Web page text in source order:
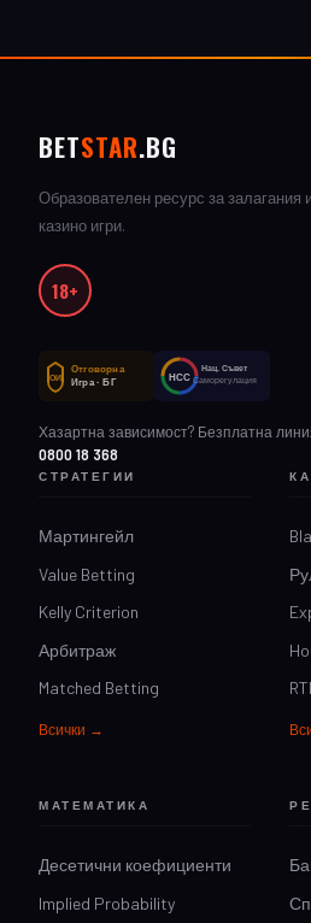
BETSTAR.BG
Образователен ресурс за залагания
казино игри.
18+
ОИ
Отговорна
Игра · БГ
НСС
Нац. Съвет
Саморегулация
Хазартна зависимост? Безплатна
0800 18 368
СТРАТЕГИИ
Мартингейл
Value Betting
Kelly Criterion
Арбитраж
Matched Betting
Всички →
МАТЕМАТИКА
Десетични коефициенти
Implied Probability